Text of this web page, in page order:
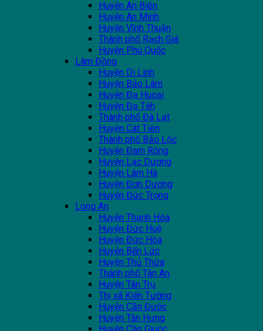
Huyện An Biên
Huyện An Minh
Huyện Vĩnh Thuận
Thành phổ Rạch Giá
Huyện Phú Quốc
Lâm Đồng
Huyện Di Linh
Huyện Bảo Lâm
Huyện Đạ Huoai
Huyện Đạ Tẻh
Thành phố Đà Lạt
Huyện Cát Tiên
Thành phố Bảo Lộc
Huyện Đam Rông
Huyện Lạc Dương
Huyện Lâm Hà
Huyện Đơn Dương
Huyện Đức Trọng
Long An
Huyện Thạnh Hóa
Huyện Đức Huệ
Huyện Đức Hòa
Huyện Bến Lức
Huyện Thủ Thừa
Thành phố Tân An
Huyện Tân Trụ
Thị xã Kiến Tường
Huyện Cần Đước
Huyện Tân Hưng